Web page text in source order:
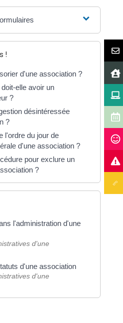
!
d'une association ?
elle avoir un
?
désintéressée
?
l'ordre du jour de
d'une association ?
pour exclure un
?
l'administration d'une
d'une
d'une association
d'une